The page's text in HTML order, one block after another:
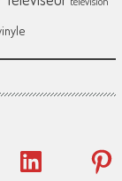
LinkedIn